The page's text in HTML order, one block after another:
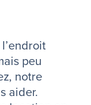
peu
notre
aider.